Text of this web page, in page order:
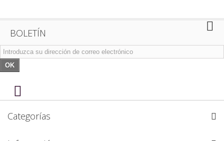
BOLETÍN
OK
Categorías